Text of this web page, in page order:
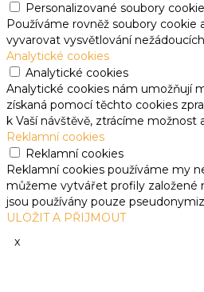
Personalizované soubory cookie
Používáme rovněž soubory
vyvarovat vysvětlování
Analytické cookies
Analytické cookies
Analytické cookies nám umožňují
získaná pomocí těchto cookies
k Vaší návštěvě, ztrácíme
Reklamní cookies
Reklamní cookies
Reklamní cookies používáme my
můžeme vytvářet profily založené
jsou používány pouze
ULOŽIT A PŘIJMOUT
x